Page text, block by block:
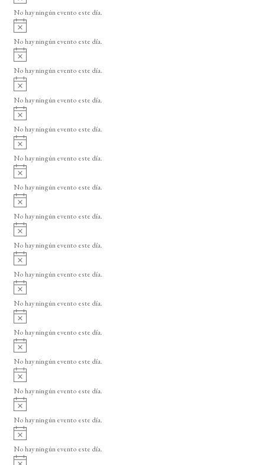
o
v
i
o
No hay ningún evento este día.
A
v
i
o
No hay ningún evento este día.
A
v
i
o
No hay ningún evento este día.
A
v
i
o
No hay ningún evento este día.
A
v
i
o
No hay ningún evento este día.
A
v
i
o
No hay ningún evento este día.
A
v
i
o
No hay ningún evento este día.
A
v
i
o
No hay ningún evento este día.
A
v
i
o
No hay ningún evento este día.
A
v
i
o
No hay ningún evento este día.
A
v
i
o
No hay ningún evento este día.
A
v
i
o
No hay ningún evento este día.
A
v
i
o
No hay ningún evento este día.
A
v
i
o
No hay ningún evento este día.
A
v
i
o
No hay ningún evento este día.
A
v
i
No hay ningún evento este día.
A